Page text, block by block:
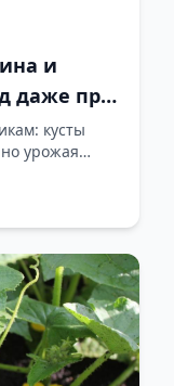
и
даже при
эксперт
кусты
урожая